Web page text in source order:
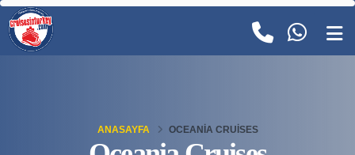
ANASAYFA OCEANIA CRUISES